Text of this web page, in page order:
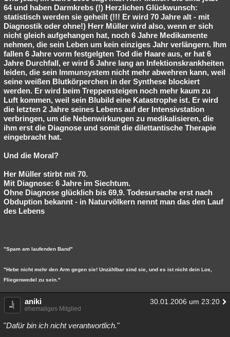
64 und haben Darmkrebs (!) Herzlichen Glückwunsch:
statistisch werden sie geheilt (!!! Er wird 70 Jahre alt - mit
Diagnostik oder ohne!) Herr Müller wird also, wenn er sich
nicht gleich aufgehangen hat, noch 6 Jahre Medikamente
nehmen, die sein Leben um kein einziges Jahr verlängern. Ihm
fallen 6 Jahre vorm festgelgten Tod die Haare aus, er hat 6
Jahre Durchfall, er wird 6 Jahre lang an Infektionskrankheiten
leiden, die sein Immunsystem nicht mehr abwehren kann, weil
seine weißen Blutkörperchen in der Synthese blockiert
werden. Er wird beim Treppensteigen noch mehr kaum zu
Luft kommen, weil sein Blubild eine Katastrophe ist. Er wird
die letzten 2 Jahre seines Lebens auf der Intensivstation
verbringen, um die Nebenwirkungen zu medikalisieren, die
ihm erst die Diagnose und somit die dilettantische Therapie
eingebracht hat.
Und die Moral?
Her Müller stirbt mit 70.
Mit Diagnose: 6 Jahre im Siechtum.
Ohne Diagnose glücklich bis 69,9. Todesursache erst nach
Obduption bekannt - in Naturvölkern nennt man das den Lauf
des Lebens
"Spam am laufenden Band"
"Hebe nicht mehr den Arm gegen sie! Unzählbar sind sie, und es ist nicht dein Los,
Fliegenwedel zu sein."
aniki 30.01.2006 um 23:20
ehemaliges Mitglied
"Dafür bin ich nicht verantwortlich."